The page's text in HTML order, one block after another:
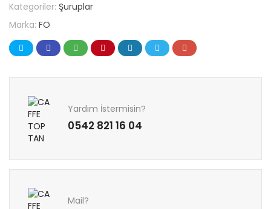
Kategoriler: Şuruplar
Marka: FO
Yardım İstermisin?
0542 821 16 04
Mail?